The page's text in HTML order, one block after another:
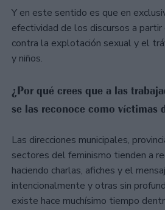
Y en este sentido es que en
efectividad de los discursos a
contra la explotación sexual y el
y niños.
¿Por qué crees que a las
se las reconoce como víctimas
Las direcciones municipales,
sectores del feminismo tienden a
haciendo charlas, afiches y el
intencionalmente y otras sin
existe hace muchísimo tiempo